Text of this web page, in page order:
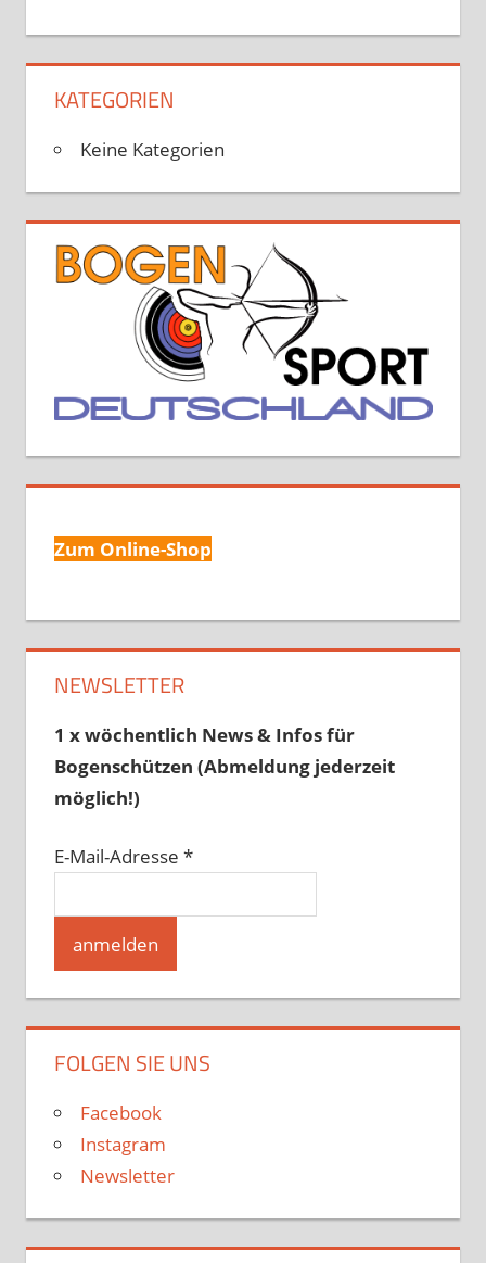
KATEGORIEN
Keine Kategorien
Zum Online-Shop
NEWSLETTER
1 x wöchentlich News & Infos für
Bogenschützen (Abmeldung jederzeit
möglich!)
E-Mail-Adresse *
FOLGEN SIE UNS
Facebook
Instagram
Newsletter